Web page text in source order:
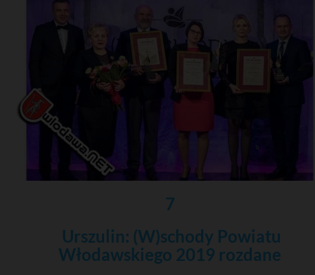
7
Urszulin: (W)schody Powiatu
Włodawskiego 2019 rozdane